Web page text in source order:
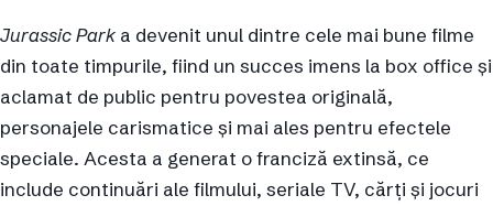
Jurassic Park a devenit unul dintre cele mai bune filme
din toate timpurile, fiind un succes imens la box office și
aclamat de public pentru povestea originală,
personajele carismatice și mai ales pentru efectele
speciale. Acesta a generat o franciză extinsă, ce
include continuări ale filmului, seriale TV, cărți și jocuri